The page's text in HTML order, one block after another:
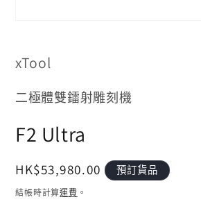
視
中
開
多
媒
檔
1
xTool
二極體雙鐳射雕刻機
F2 Ultra
定
價
HK$53,980.00 預訂貨品
結帳時計算運費 。